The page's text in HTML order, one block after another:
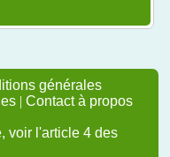
générales
| Contact à propos
voir l'article 4 des